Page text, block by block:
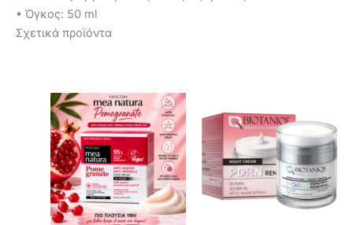
• Όγκος: 50 ml
Σχετικά προϊόντα